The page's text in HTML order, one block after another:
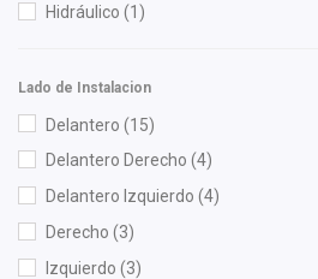
Hidráulico (1)
Lado de Instalacion
Delantero (15)
Delantero Derecho (4)
Delantero Izquierdo (4)
Derecho (3)
Izquierdo (3)